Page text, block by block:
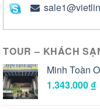
TOUR – KHÁCH
Minh Toàn
1.343.000 ₫